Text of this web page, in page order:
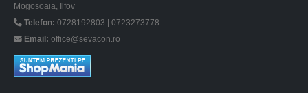
Mogosoaia, Ilfov
Telefon: 0728192803 | 0723273778
Email: office@sevacon.ro